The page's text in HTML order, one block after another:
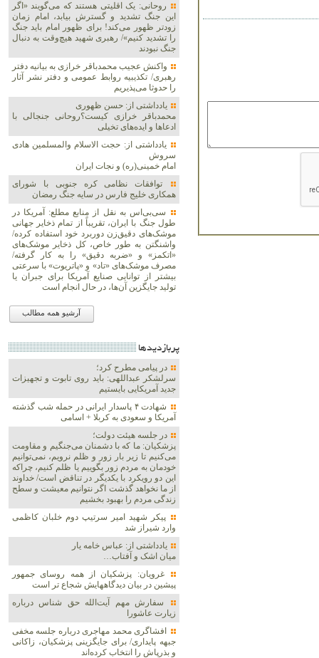
روحانی: یک اقلیتی هستند که می‌گویند «اگر
این جنگ تشدید و گسترش بیابد، امام زمان
زودتر ظهور می‌کند! برای ظهور امام باید جنگ
را تشدید کنیم»/ رهبری شهید هیچ‌وقت به دنبال
جنگ نبودند
واکنش عجیب محمدباقر خرازی به بیانیه دفتر
رهبری/ تکذیبیه روابط عمومی و دفتر نشر آثار
را حدوثا می‌پذیریم
یادداشتی از: حسن ظهوری
محمدباقر خرازی کیست؟روحانی جنجالی با
ادعاها و ایده‌های تخیلی
یادداشتی از: حجت الاسلام والمسلمین هادی
سروش
امام خمینی(ره) و نجات ایران
توافقات نظامی کره جنوبی با شورای
همکاری خلیج فارس در سایه جنگ رمضان
سی‌بی‌اس به نقل از منابع مطلع: آمریکا در
طول جنگ با ایران، تقریباً از تمام ذخایر جهانی
موشک‌های دقیق‌زن دوربرد خود استفاده کرده/
واشنگتن به طور خاص، کل ذخایر موشک‌های
«اتکمز» و «ضربه دقیق» را به کار گرفته/
مصرف موشک‌های «تاد» و «پاتریوت» با سرعتی
بیشتر از توانایی صنایع آمریکا برای جبران یا
تولید جایگزین آن‌ها، در حال انجام است
آرشیو همه مطالب
پربازديدها
در پیامی مطرح کرد؛
سرلشکر عبداللهی: باید روی تابوت و تجهیزات
جدید آمریکایی بایستیم
شهادت ۴ پاسدار ایرانی در حمله شب گذشته
آمریکا و سعودی به کربلا + اسامی
در جلسه هیئت دولت؛
پزشکیان: ما که با دشمنان می‌جنگیم و مقاومت
می‌کنیم تا زیر بار زور و ظلم نرویم، نمی‌توانیم
خودمان به مردم زور بگوییم یا ظلم کنیم، چراکه
این دو رویکرد با یکدیگر در تناقض است/ خداوند
از ما نخواهد گذشت اگر نتوانیم معیشت و سطح
زندگی مردم را بهبود بخشیم
پیکر شهید امیر سرتیپ دوم خلبان کاظمی
وارد شیراز شد
یادداشتی از: عباس خامه یار
میان اشک و آفتاب…
غرویان: پزشکیان از همه روسای جمهور
پیشین در بیان دیدگاههایش شجاع تر است
سفارش مهم آیت‌الله حق شناس درباره
زیارت عاشورا
افشاگری محمد مهاجری درباره جلسه مخفی
جبهه پایداری/ برای جایگزینی پزشکیان، زاکانی
و بذرپاش را انتخاب کرده‌اند